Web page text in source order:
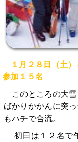
１月２８日（土
参加１５名
このところの大雪
ばかりかかんに突
もハチで合流。
初日は１２名で